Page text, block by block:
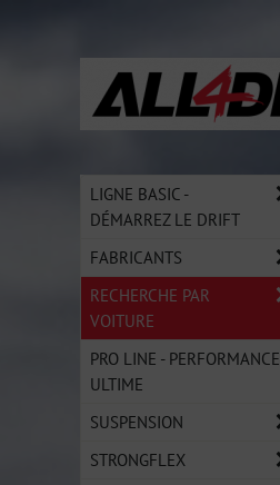
LIGNE BASIC -
DÉMARREZ LE DRIFT
FABRICANTS
RECHERCHE PAR
VOITURE
PRO LINE - PERFORMANCE
ULTIME
SUSPENSION
STRONGFLEX